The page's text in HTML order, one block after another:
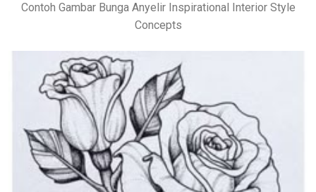
Contoh Gambar Bunga Anyelir Inspirational Interior Style
Concepts